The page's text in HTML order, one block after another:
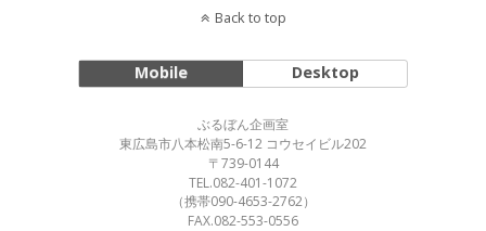
Back to top
Mobile Desktop
ぶるぼん企画室
東広島市八本松南5-6-12 コウセイビル202
〒739-0144
TEL.082-401-1072
（携帯090-4653-2762）
FAX.082-553-0556